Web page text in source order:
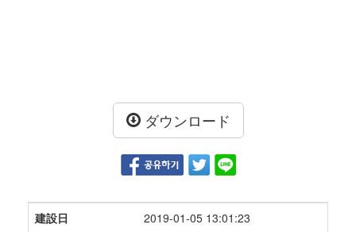
ダウンロード
建設日 2019-01-05 13:01:23